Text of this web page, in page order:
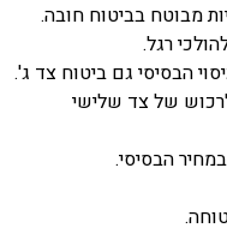
מבוטח בביטוח חובה.
רגל.
הבסיסי גם ביטוח צד ג'.
של צד שלישי
הבסיסי.